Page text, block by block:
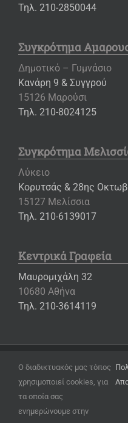
Τηλ. 210-2850044
Συγκρότημα
Δημοτικό – Γυμνάσιο
Κανάρη 9 & Συγγρού
15126 Μαρούσι
Τηλ. 210-8024125
Συγκρότημα
Λύκειο
Κορυτσάς & 28ης
15127 Μελίσσια
Τηλ. 210-6139017
Κεντρικά Γραφεία
Μαυρομιχάλη 32
10680 Αθήνα
Τηλ. 210-3614119
Ο διαδικτυακός μας τόπος
χρησιμοποιεί cookies, για
τα οποία σας
ενημερώνουμε στην